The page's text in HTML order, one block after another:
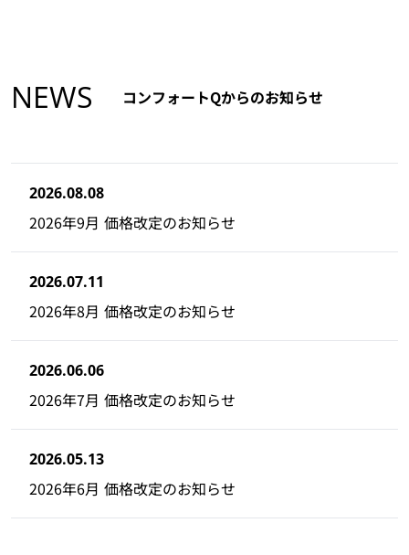
NEWS コンフォートQからのお知らせ
2026.08.08
2026年9月 価格改定のお知らせ
2026.07.11
2026年8月 価格改定のお知らせ
2026.06.06
2026年7月 価格改定のお知らせ
2026.05.13
2026年6月 価格改定のお知らせ